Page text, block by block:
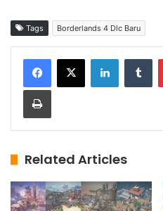
Tags Borderlands 4 Dlc Baru
Related Articles